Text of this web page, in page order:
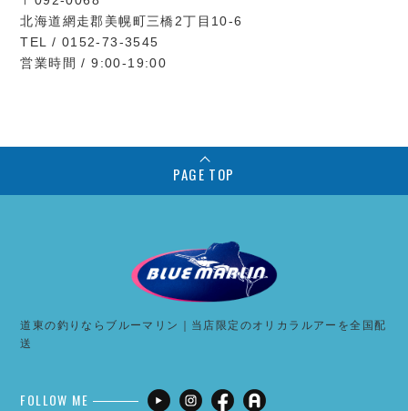
北海道網走郡美幌町三橋2丁目10-6
TEL / 0152-73-3545
営業時間 / 9:00-19:00
PAGE TOP
道東の釣りならブルーマリン｜当店限定のオリカラルアーを全国配
送
FOLLOW ME